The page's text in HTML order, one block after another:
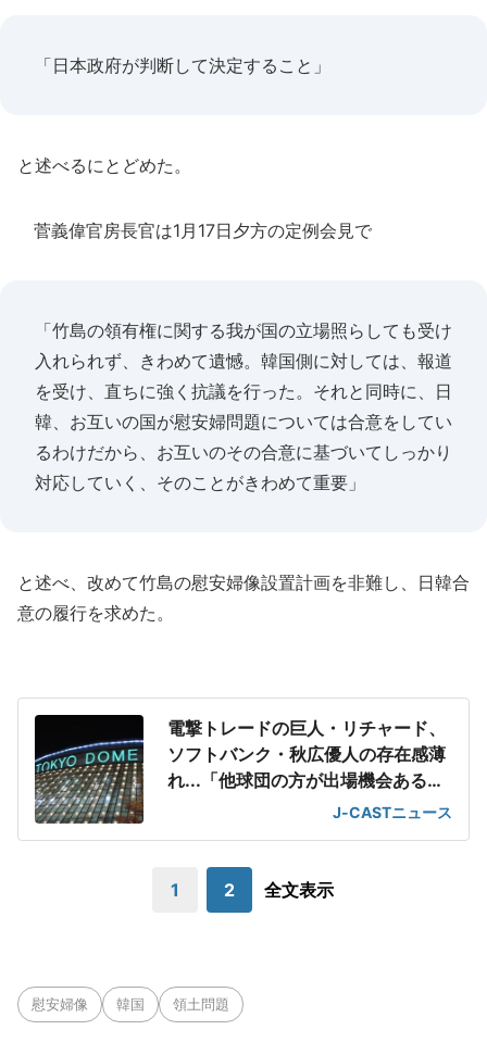
「日本政府が判断して決定すること」
と述べるにとどめた。
菅義偉官房長官は1月17日夕方の定例会見で
「竹島の領有権に関する我が国の立場照らしても受け
入れられず、きわめて遺憾。韓国側に対しては、報道
を受け、直ちに強く抗議を行った。それと同時に、日
韓、お互いの国が慰安婦問題については合意をしてい
るわけだから、お互いのその合意に基づいてしっかり
対応していく、そのことがきわめて重要」
と述べ、改めて竹島の慰安婦像設置計画を非難し、日韓合
意の履行を求めた。
電撃トレードの巨人・リチャード、
ソフトバンク・秋広優人の存在感薄
れ...「他球団の方が出場機会ある」
J-CASTニュース
1 2 全文表示
慰安婦像 韓国 領土問題